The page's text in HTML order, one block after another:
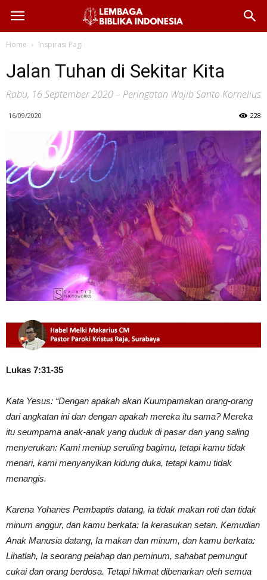
Home Inspirasi Pagi
Jalan Tuhan di Sekitar Kita
Rabu, 16 September 2020 – Peringatan Wajib Santo Kornelius
16/09/2020 228
Lukas 7:31-35
Kata Yesus: “Dengan apakah akan Kuumpamakan orang-orang
dari angkatan ini dan dengan apakah mereka itu sama? Mereka
itu seumpama anak-anak yang duduk di pasar dan yang saling
menyerukan: Kami meniup seruling bagimu, tetapi kamu tidak
menari, kami menyanyikan kidung duka, tetapi kamu tidak
menangis.
Karena Yohanes Pembaptis datang, ia tidak makan roti dan tidak
minum anggur, dan kamu berkata: Ia kerasukan setan. Kemudian
Anak Manusia datang, Ia makan dan minum, dan kamu berkata:
Lihatlah, Ia seorang pelahap dan peminum, sahabat pemungut
cukai dan orang berdosa. Tetapi hikmat dibenarkan oleh semua